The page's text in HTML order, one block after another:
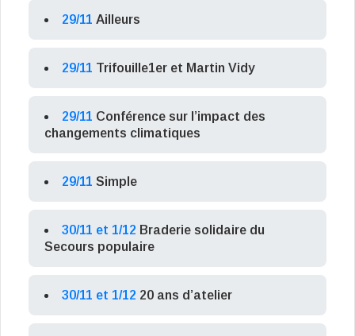
29/11 Ailleurs
29/11 Trifouille1er et Martin Vidy
29/11 Conférence sur l’impact des
changements climatiques
29/11 Simple
30/11 et 1/12 Braderie solidaire du
Secours populaire
30/11 et 1/12 20 ans d’atelier